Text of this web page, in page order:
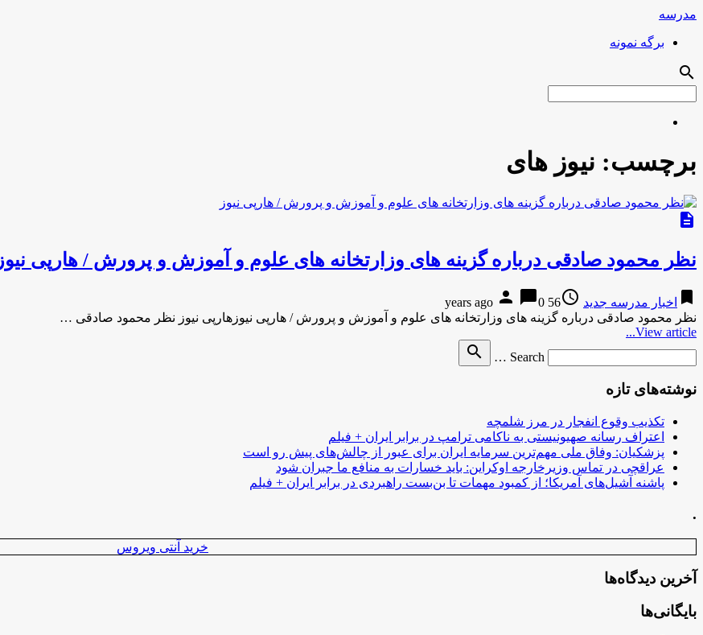
مدرسه
برگه نمونه
search
برچسب: نیوز هاى
description
نظر محمود صادقى درباره گزینه هاى وزارتخانه هاى علوم و آموزش و پرورش / هارپی نیوز
bookmark اخبار مدرسه جدید access_time
56 years ago
person chat_bubble0
نظر محمود صادقى درباره گزینه هاى وزارتخانه هاى علوم و آموزش و پرورش / هارپی نیوزهارپی نیوز نظر محمود صادقى …
View article...
Search …
search
نوشته‌های تازه
تکذیب وقوع انفجار در مرز شلمچه
اعتراف رسانه صهیونیستی به ناکامی ترامپ در برابر ایران + فیلم
پزشکیان: وفاق ملی مهم‌ترین سرمایه ایران برای عبور از چالش‌های پیش رو است
عراقچی در تماس وزیرخارجه اوکراین: باید خسارات به منافع ما جبران شود
پاشنه آشیل‌های آمریکا؛ از کمبود مهمات تا بن‌بست راهبردی در برابر ایران + فیلم
.
خرید آنتی ویروس
آخرین دیدگاه‌ها
بایگانی‌ها